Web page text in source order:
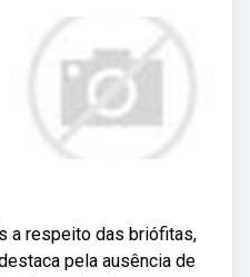
a respeito das briófitas,
pela ausência de